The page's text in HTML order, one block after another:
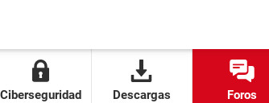
Ciberseguridad Descargas Foros